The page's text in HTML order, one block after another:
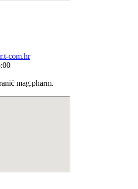
com.hr
mag.pharm.